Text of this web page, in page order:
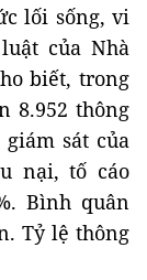
lối sống, vi
của Nhà
biết, trong
8.952 thông
sát của
nại, tố cáo
Bình quân
Tỷ lệ thông